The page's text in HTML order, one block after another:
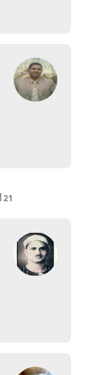
21 أيام